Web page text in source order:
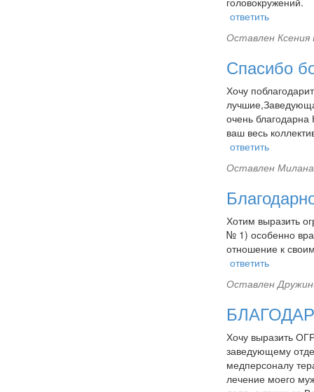
ответить
Оставлен Ксения
Спасибо
Хочу
очень
ваш весь
ответить
Оставлен
Хотим выразить
№ 1) особенно
отношение к
ответить
Оставлен
Хочу выразить
заведующему
медперсоналу
лечение моего